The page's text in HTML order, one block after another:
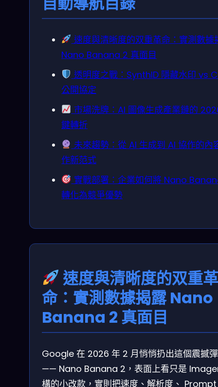
速度與清晰度的双重革命：實測數據
Nano Banana 2 真面目
透明度之戰：SynthID 隱藏水印 vs
公開協定
市場洗牌：AI 圖像生成產業鏈的
鍵轉折
未來趨勢：從 AI 生成到 AI 協作的內
作新范式
實戰部署：企業如何將 Nano
轉化為競爭優勢
速度與清晰度的双重
命：實測數據揭露 Nano
Banana 2 真面目
Google 在 2026 年 2 月悄悄扔出這個震撼彈
—— Nano Banana 2，表面上看只是
構的小改款，實則把速度、解析度、